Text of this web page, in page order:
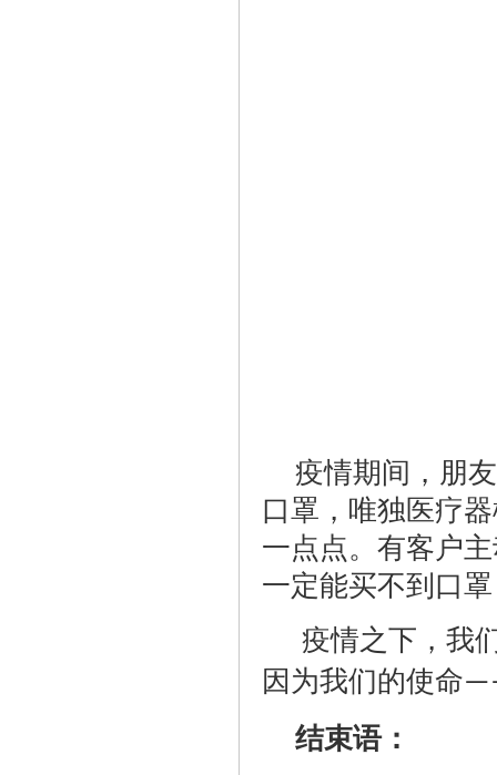
疫情期间，朋
口罩，唯独医疗
一点点。有客户
一定能买不到口
疫情之下，我
因为我们的使命
结束语：